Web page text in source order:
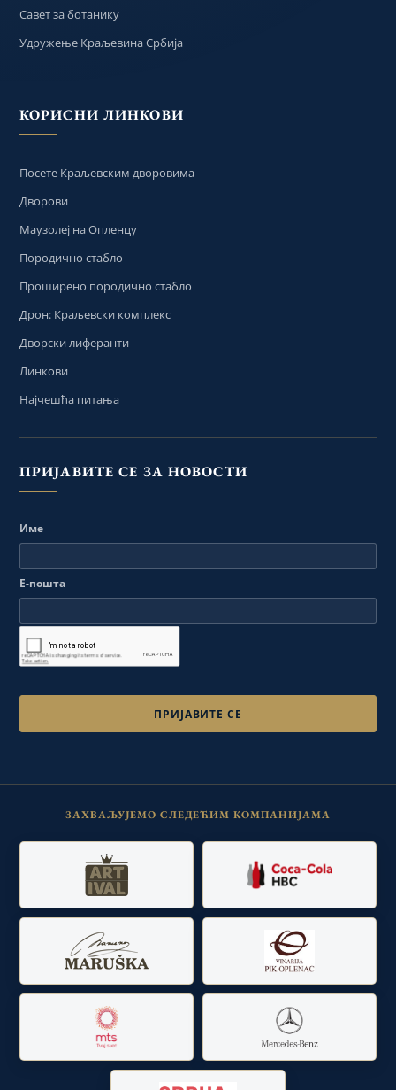
Савет за ботанику
Удружење Краљевина Србија
КОРИСНИ ЛИНКОВИ
Посете Краљевским дворовима
Дворови
Маузолеј на Опленцу
Породично стабло
Проширено породично стабло
Дрон: Краљевски комплекс
Дворски лиферанти
Линкови
Најчешћа питања
ПРИЈАВИТЕ СЕ ЗА НОВОСТИ
Име
Е-пошта
ЗАХВАЉУЈЕМО СЛЕДЕЋИМ КОМПАНИЈАМА